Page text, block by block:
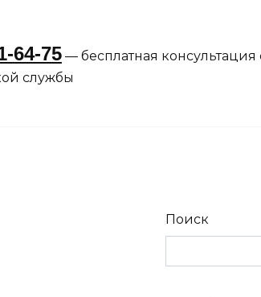
64-75— бесплатная консультация
службы
Поиск